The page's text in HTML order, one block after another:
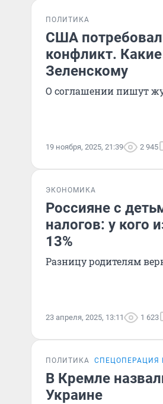
ПОЛИТИКА
США
конфликт.
Зеленскому
О соглашении пишут
19 ноября, 2025, 21:39 2 945
ЭКОНОМИКА
Россияне с
налогов: у кого
13%
Разницу родителям
23 апреля, 2025, 13:11 1 623
ПОЛИТИКА СПЕЦОПЕРАЦИЯ
В Кремле
Украине